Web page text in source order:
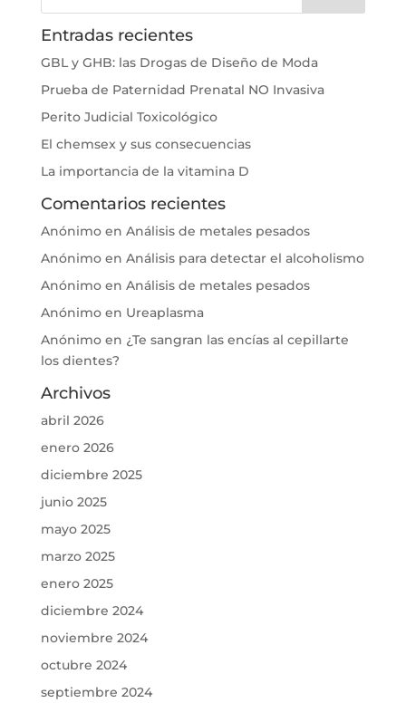
Entradas recientes
GBL y GHB: las Drogas de Diseño de Moda
Prueba de Paternidad Prenatal NO Invasiva
Perito Judicial Toxicológico
El chemsex y sus consecuencias
La importancia de la vitamina D
Comentarios recientes
Anónimoen Análisis de metales pesados
Anónimoen Análisis para detectar el alcoholismo
Anónimoen Análisis de metales pesados
Anónimoen Ureaplasma
Anónimoen ¿Te sangran las encías al cepillarte
los dientes?
Archivos
abril 2026
enero 2026
diciembre 2025
junio 2025
mayo 2025
marzo 2025
enero 2025
diciembre 2024
noviembre 2024
octubre 2024
septiembre 2024